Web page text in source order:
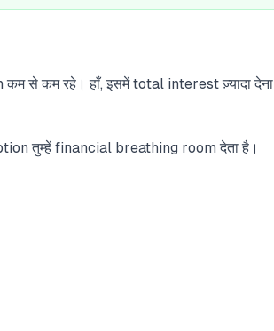
से कम रहे। हाँ, इसमें total interest ज़्यादा देना
तुम्हें financial breathing room देता है।